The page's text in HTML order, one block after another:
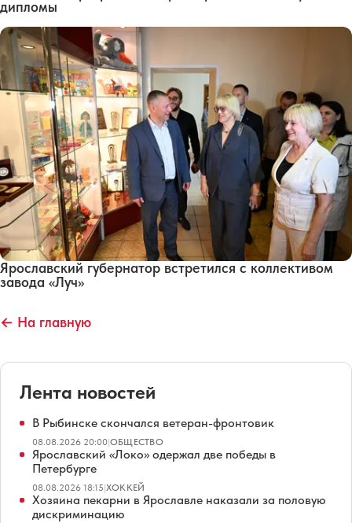
дипломы
Ярославский губернатор встретился с коллективом
завода «Луч»
← На главную
Лента новостей
В Рыбинске скончался ветеран-фронтовик
08.08.2026 20:00|ОБЩЕСТВО
Ярославский «Локо» одержал две победы в
Петербурге
08.08.2026 18:15|ХОККЕЙ
Хозяина пекарни в Ярославле наказали за половую
дискриминацию